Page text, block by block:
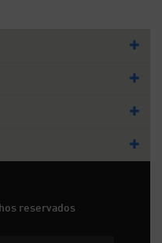
reservados